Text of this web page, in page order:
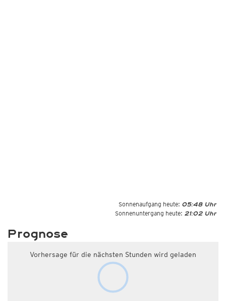
Sonnenaufgang heute: 05:48 Uhr
Sonnenuntergang heute: 21:02 Uhr
Prognose
Vorhersage für die nächsten Stunden wird geladen